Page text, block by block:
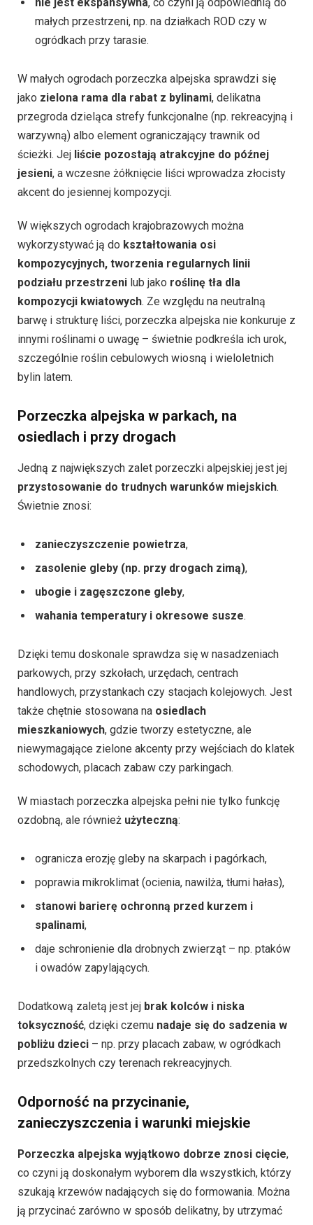
małych przestrzeni, np. na działkach ROD czy w
ogródkach przy tarasie.
W małych ogrodach porzeczka alpejska sprawdzi się
jako zielona rama dla rabat z bylinami, delikatna
przegroda dzieląca strefy funkcjonalne (np. rekreacyjną i
warzywną) albo element ograniczający trawnik od
ścieżki. Jej liście pozostają atrakcyjne do późnej
jesieni, a wczesne żółknięcie liści wprowadza złocisty
akcent do jesiennej kompozycji.
W większych ogrodach krajobrazowych można
wykorzystywać ją do kształtowania osi
kompozycyjnych, tworzenia regularnych linii
podziału przestrzeni lub jako roślinę tła dla
kompozycji kwiatowych. Ze względu na neutralną
barwę i strukturę liści, porzeczka alpejska nie konkuruje z
innymi roślinami o uwagę – świetnie podkreśla ich urok,
szczególnie roślin cebulowych wiosną i wieloletnich
bylin latem.
Porzeczka alpejska w parkach, na
osiedlach i przy drogach
Jedną z największych zalet porzeczki alpejskiej jest jej
przystosowanie do trudnych warunków miejskich.
Świetnie znosi:
zanieczyszczenie powietrza,
zasolenie gleby (np. przy drogach zimą),
ubogie i zagęszczone gleby,
wahania temperatury i okresowe susze.
Dzięki temu doskonale sprawdza się w nasadzeniach
parkowych, przy szkołach, urzędach, centrach
handlowych, przystankach czy stacjach kolejowych. Jest
także chętnie stosowana na osiedlach
mieszkaniowych, gdzie tworzy estetyczne, ale
niewymagające zielone akcenty przy wejściach do klatek
schodowych, placach zabaw czy parkingach.
W miastach porzeczka alpejska pełni nie tylko funkcję
ozdobną, ale również użyteczną:
ogranicza erozję gleby na skarpach i pagórkach,
poprawia mikroklimat (ocienia, nawilża, tłumi hałas),
stanowi barierę ochronną przed kurzem i
spalinami,
daje schronienie dla drobnych zwierząt – np. ptaków
i owadów zapylających.
Dodatkową zaletą jest jej brak kolców i niska
toksyczność, dzięki czemu nadaje się do sadzenia w
pobliżu dzieci – np. przy placach zabaw, w ogródkach
przedszkolnych czy terenach rekreacyjnych.
Odporność na przycinanie,
zanieczyszczenia i warunki miejskie
Porzeczka alpejska wyjątkowo dobrze znosi cięcie,
co czyni ją doskonałym wyborem dla wszystkich, którzy
szukają krzewów nadających się do formowania. Można
ją przycinać zarówno w sposób delikatny, by utrzymać